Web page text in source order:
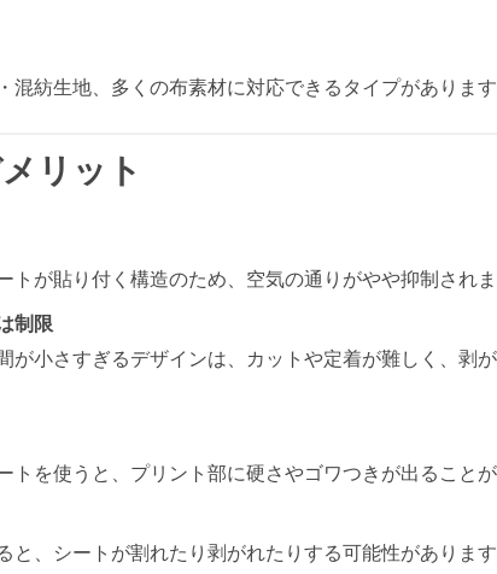
混紡生地、多くの布素材に対応できるタイプがあります
リット
トが貼り付く構造のため、空気の通りがやや抑制されま
制限
が小さすぎるデザインは、カットや定着が難しく、剥
トを使うと、プリント部に硬さやゴワつきが出ることが
と、シートが割れたり剥がれたりする可能性があります